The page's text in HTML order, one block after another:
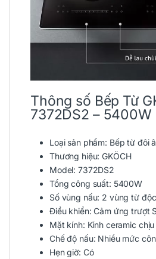
Thông số Bếp Từ
7372DS2 – 5400W
Loại sản phẩm: Bếp từ đôi
Thương hiệu:GKÖCH
Model: 7372DS2
Tổng công suất: 5400W
Số vùng nấu: 2 vùng từ
Điều khiển: Cảm ứng trượt
Mặt kính: Kính ceramic
Chế độ nấu: Nhiều mức
Hẹn giờ: Có